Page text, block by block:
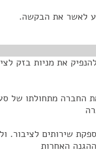
לאשר את הבקשה.
את מניות בזק
שירותים לציבור.
האחרות